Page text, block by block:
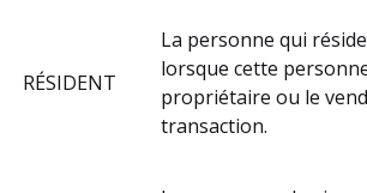
RÉSIDENT
La personne qui
lorsque cette
propriétaire ou le
transaction.